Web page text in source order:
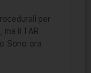
per
il TAR
Sono ora